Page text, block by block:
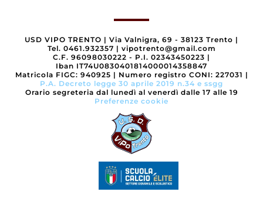
USD VIPO TRENTO | Via Valnigra, 69 - 38123 Trento |
Tel. 0461.932357 | vipotrento@gmail.com
C.F. 96098030222 - P.I. 02343450223 |
Iban IT74U0830401814000014358847
Matricola FIGC: 940925 | Numero registro CONI: 227031 |
P.A. Decreto legge 30 aprile 2019 n.34 e ssgg
Orario segreteria dal lunedì al venerdì dalle 17 alle 19
Preferenze cookie